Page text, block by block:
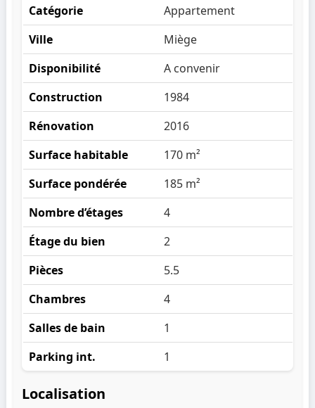
Catégorie
Appartement
Ville
Miège
Disponibilité
A convenir
Construction
1984
Rénovation
2016
Surface habitable
170 m²
Surface pondérée
185 m²
Nombre d’étages
4
Étage du bien
2
Pièces
5.5
Chambres
4
Salles de bain
1
Parking int.
1
Localisation